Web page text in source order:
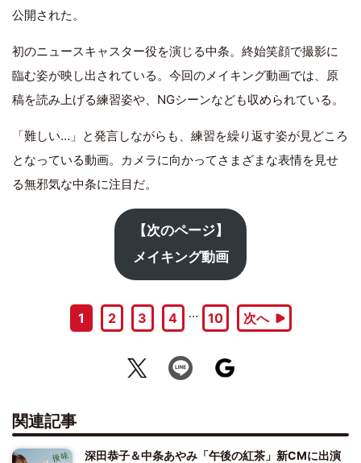
公開された。
初のニュースキャスター役を演じる中条。終始笑顔で撮影に
臨む姿が映し出されている。今回のメイキング動画では、原
稿を読み上げる練習姿や、NGシーンなども収められている。
「難しい…」と発言しながらも、練習を繰り返す姿が見どころ
となっている動画。カメラに向かってさまざまな表情を見せ
る無邪気な中条に注目だ。
【次のページ】
メイキング動画
1 2 3 4 … 10 次へ
関連記事
深田恭子＆中条あやみ「午後の紅茶」新CMに出演